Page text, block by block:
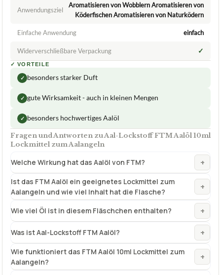
Anwendungsziel
Aromatisieren von Wobblern Aromatisieren von
Köderfischen Aromatisieren von Naturködern
Einfache Anwendung einfach
Widerverschließbare Verpackung ✓
✓ VORTEILE
✓ besonders starker Duft
✓ gute Wirksamkeit - auch in kleinen Mengen
✓ besonders hochwertiges Aalöl
Fragen und Antworten zu Aal-Lockstoff FTM Aalöl 10ml
Lockmittel zum Aalangeln
Welche Wirkung hat das Aalöl von FTM? +
Ist das FTM Aalöl ein geeignetes Lockmittel zum
Aalangeln und wie viel Inhalt hat die Flasche?
+
Wie viel Öl ist in diesem Fläschchen enthalten? +
Was ist Aal-Lockstoff FTM Aalöl? +
Wie funktioniert das FTM Aalöl 10ml Lockmittel zum
Aalangeln?
+